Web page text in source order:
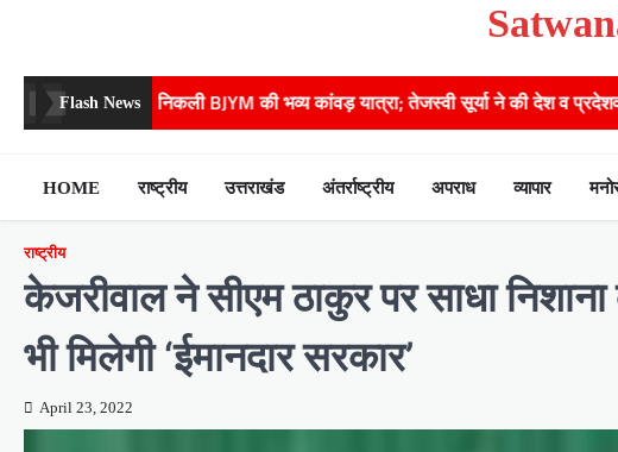
Flash News
की भव्य कांवड़ यात्रा; तेजस्वी सूर्या ने की देश व प्रदेशवासियों के कल्याण की कामना
HOME राष्ट्रीय उत्तराखंड अंतर्राष्ट्रीय अपराध व्यापार
राष्ट्रीय
केजरीवाल ने सीएम ठाकुर पर साधा
भी मिलेगी ‘ईमानदार सरकार’
April 23, 2022